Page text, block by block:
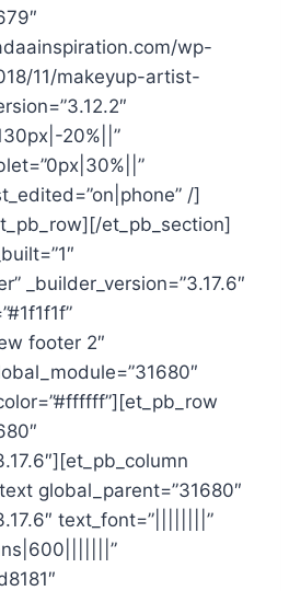
wp-
11/makeyup-artist-
20%||”
/]
et_pb_section]
_builder_version=”3.17.6″
footer 2″
global_parent=”31680″
text_font=”||||||||”